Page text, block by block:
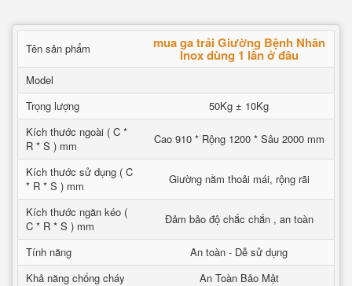
Tên sản phẩm mua ga trải Giường Bệnh Nhân
Inox dùng 1 lần ở đâu
Model
Trọng lượng
50Kg ± 10Kg
Kích thước ngoài ( C *
R * S ) mm
Cao 910 * Rộng 1200 * Sâu 2000 mm
Kích thước sử dụng ( C
* R * S ) mm
Giường nằm thoải mái, rộng rãi
Kích thước ngăn kéo (
C * R * S ) mm
Đảm bảo độ chắc chắn , an toàn
Tính năng
An toàn - Dễ sử dụng
Khả năng chống cháy
An Toàn Bảo Mật